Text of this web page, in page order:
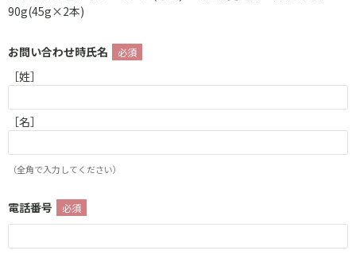
90g(45g×2本)
お問い合わせ時氏名
［姓］
［名］
（全角で入力してください）
電話番号